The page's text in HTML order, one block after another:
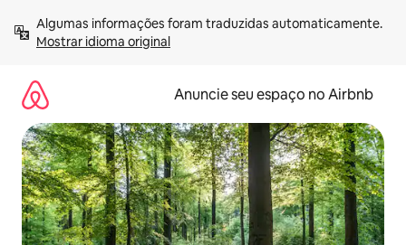
para
Mostrar idioma original
Anuncie seu espaço no Airbnb